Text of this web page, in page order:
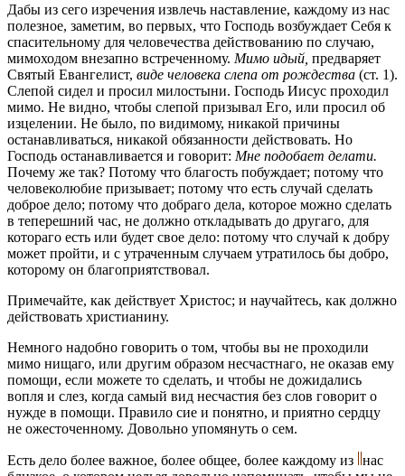
Дабы из сего изречения извлечь наставление, каждому из нас
полезное, заметим, во первых, что Господь возбуждает Себя к
спасительному для человечества действованию по случаю,
мимоходом внезапно встреченному. Мимо идый, предваряет
Святый Евангелист, виде человека слепа от рождества (ст. 1).
Слепой сидел и просил милостыни. Господь Иисус проходил
мимо. Не видно, чтобы слепой призывал Его, или просил об
изцелении. Не было, по видимому, никакой причины
останавливаться, никакой обязанности действовать. Но
Господь останавливается и говорит: Мне подобает делати.
Почему же так? Потому что благость побуждает; потому что
человеколюбие призывает; потому что есть случай сделать
доброе дело; потому что добраго дела, которое можно сделать
в теперешний час, не должно откладывать до другаго, для
котораго есть или будет свое дело: потому что случай к добру
может пройти, и с утраченным случаем утратилось бы добро,
которому он благоприятствовал.
Примечайте, как действует Христос; и научайтесь, как должно
действовать христианину.
Немного надобно говорить о том, чтобы вы не проходили
мимо нищаго, или другим образом несчастнаго, не оказав ему
помощи, если можете то сделать, и чтобы не дожидались
вопля и слез, когда самый вид несчастия без слов говорит о
нужде в помощи. Правило сие и понятно, и приятно сердцу
не ожесточенному. Довольно упомянуть о сем.
Есть дело более важное, более общее, более каждому из нас